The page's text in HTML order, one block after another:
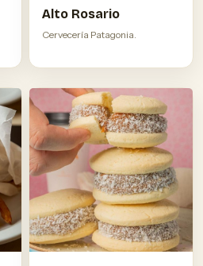
Alto Rosario
Cervecería Patagonia.